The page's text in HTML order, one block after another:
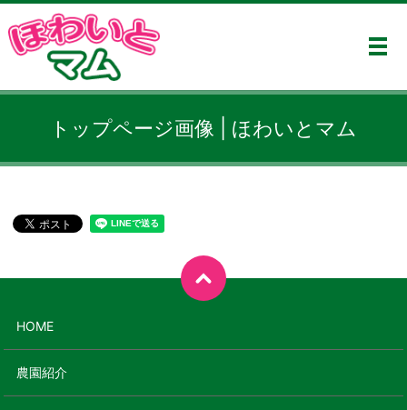
メ
トップページ画像 | ほわいとマム
HOME
農園紹介